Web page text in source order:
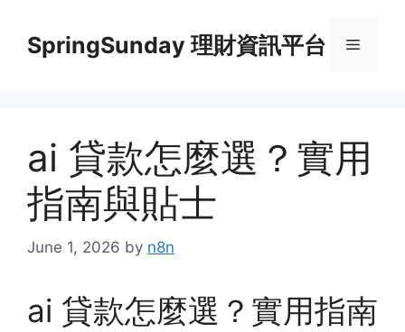
contentSpringSunday 理財資訊平台 Menu
ai 貸款怎麼選？實用
指南與貼士
June 1, 2026 by n8n
ai 貸款怎麼選？實用指南